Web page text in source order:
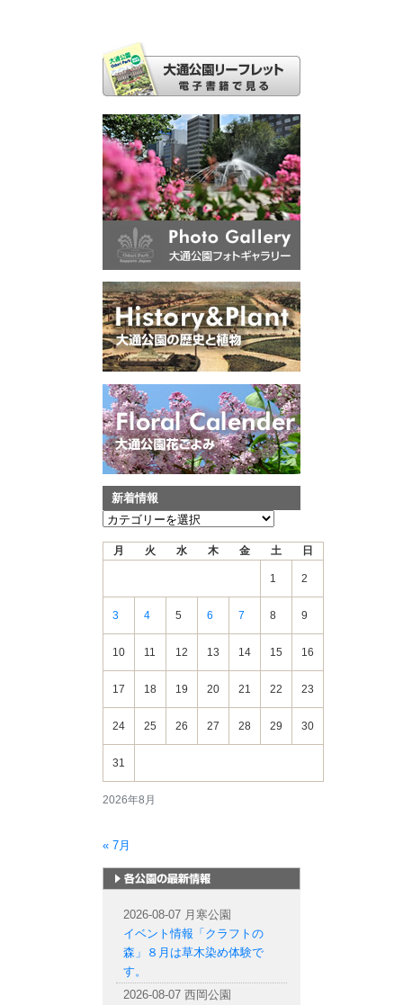
新着情報
新
2026年8月
月 火 水 木 金 土 日
1 2
3 4 5 6 7 8 9
10 11 12 13 14 15 16
17 18 19 20 21 22 23
24 25 26 27 28 29 30
31
« 7月
2026-08-07 月寒公園
イベント情報「クラフトの
森」８月は草木染め体験で
す。
2026-08-07 西岡公園